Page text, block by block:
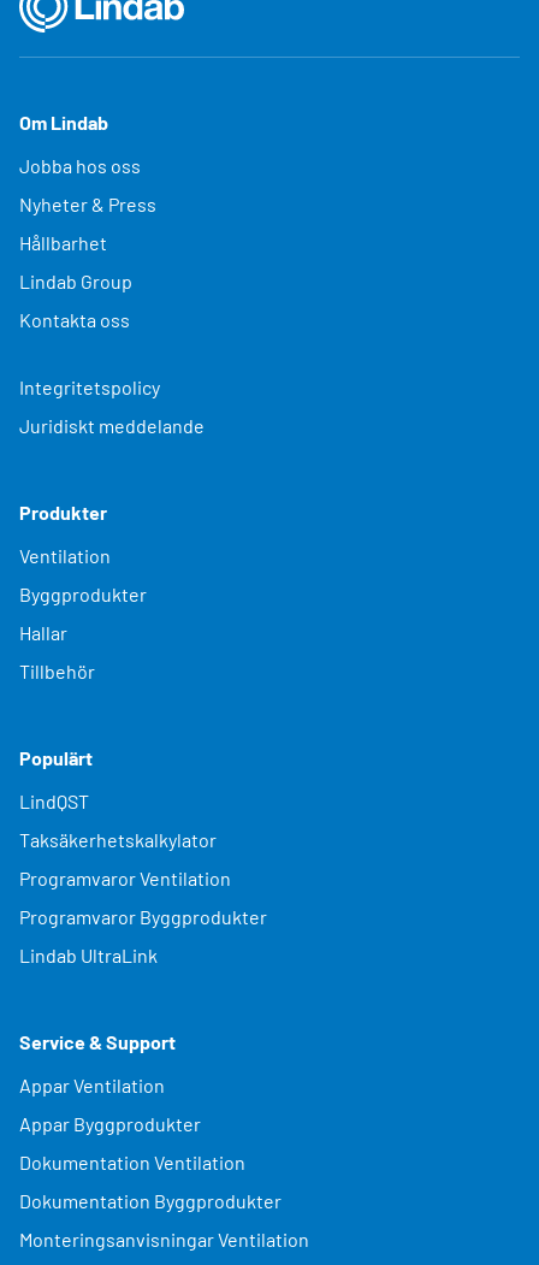
Om Lindab
Jobba hos oss
Nyheter & Press
Hållbarhet
Lindab Group
Kontakta oss
Integritetspolicy
Juridiskt meddelande
Produkter
Ventilation
Byggprodukter
Hallar
Tillbehör
Populärt
LindQST
Taksäkerhetskalkylator
Programvaror Ventilation
Programvaror Byggprodukter
Lindab UltraLink
Service & Support
Appar Ventilation
Appar Byggprodukter
Dokumentation Ventilation
Dokumentation Byggprodukter
Monteringsanvisningar Ventilation